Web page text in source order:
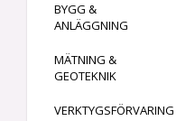
BYGG &
ANLÄGGNING
MÄTNING &
GEOTEKNIK
VERKTYGSFÖRVARING